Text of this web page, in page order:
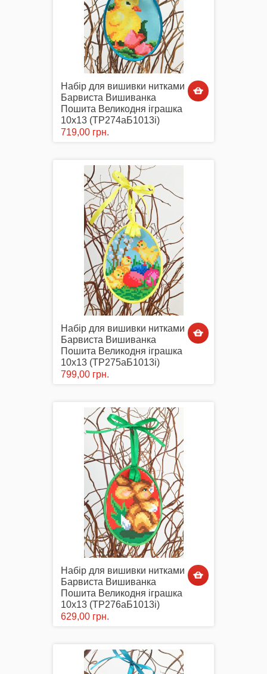
Набір для вишивки нитками
Барвиста Вишиванка
Пошита Великодня іграшка
10х13 (ТР274аБ1013i)
719,00 грн.
Набір для вишивки нитками
Барвиста Вишиванка
Пошита Великодня іграшка
10х13 (ТР275аБ1013i)
799,00 грн.
Набір для вишивки нитками
Барвиста Вишиванка
Пошита Великодня іграшка
10х13 (ТР276аБ1013i)
629,00 грн.